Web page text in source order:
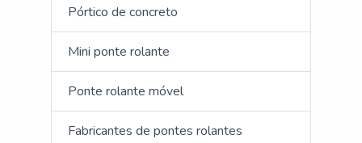
Pórtico de concreto
Mini ponte rolante
Ponte rolante móvel
Fabricantes de pontes rolantes